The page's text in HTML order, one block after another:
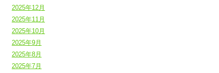
2025年12月
2025年11月
2025年10月
2025年9月
2025年8月
2025年7月